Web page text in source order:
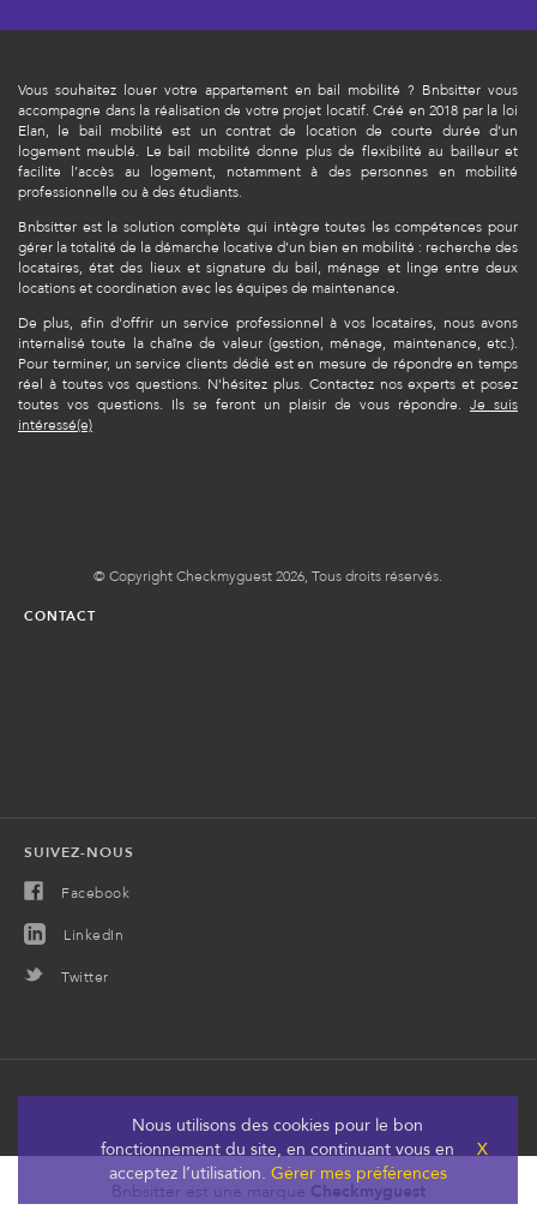
Nous utilisons des cookies pour le bon
fonctionnement du site, en continuant vous en
acceptez l’utilisation. Gérer mes préférences
X
Vous souhaitez louer votre appartement en bail mobilité ? Bnbsitter vous
accompagne dans la réalisation de votre projet locatif. Créé en 2018 par la loi
Elan, le bail mobilité est un contrat de location de courte durée d’un
logement meublé. Le bail mobilité donne plus de flexibilité au bailleur et
facilite l’accès au logement, notamment à des personnes en mobilité
professionnelle ou à des étudiants.
Bnbsitter est la solution complète qui intègre toutes les compétences pour
gérer la totalité de la démarche locative d’un bien en mobilité : recherche des
locataires, état des lieux et signature du bail, ménage et linge entre deux
locations et coordination avec les équipes de maintenance.
De plus, afin d'offrir un service professionnel à vos locataires, nous avons
internalisé toute la chaîne de valeur (gestion, ménage, maintenance, etc.).
Pour terminer, un service clients dédié est en mesure de répondre en temps
réel à toutes vos questions. N'hésitez plus. Contactez nos experts et posez
toutes vos questions. Ils se feront un plaisir de vous répondre. Je suis
intéressé(e)
© Copyright Checkmyguest 2026, Tous droits réservés.
CONTACT
SUIVEZ-NOUS
Facebook
LinkedIn
Twitter
Bnbsitter est une marque Checkmyguest